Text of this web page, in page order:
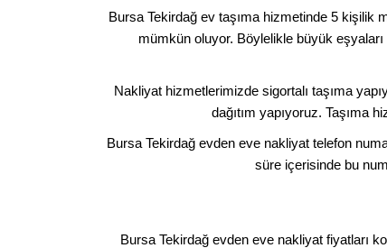
Bursa Tekirdağ ev taşıma hizmetinde 5
mümkün oluyor. Böylelikle büyük
Nakliyat hizmetlerimizde sigortalı taşıma
dağıtım yapıyoruz. Taşıma
Bursa Tekirdağ evden eve nakliyat telefon
süre içerisinde bu
Bursa Tekirdağ evden eve nakliyat fiyatları